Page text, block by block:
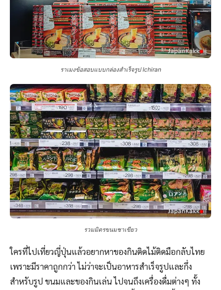
ราเมงข้อสอบแบบกล่องสำเร็จรูป Ichiran
รวมมิตรขนมชาเขียว
ใครที่ไปเที่ยวญี่ปุ่นแล้วอยากหาของกินติดไม้ติดมือกลับไทย
เพราะมีราคาถูกกว่า ไม่ว่าจะเป็นอาหารสำเร็จรูปและกึ่ง
สำหรับรูป ขนมและของกินเล่น ไปจนถึงเครื่องดื่มต่างๆ ทั้ง